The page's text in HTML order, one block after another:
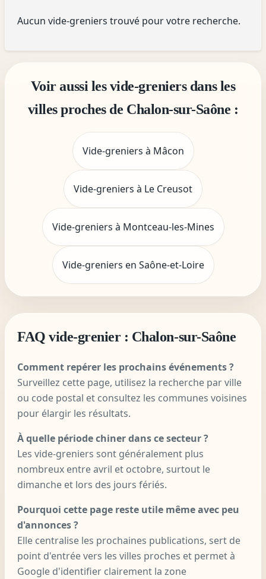
Aucun vide-greniers trouvé pour votre recherche.
Voir aussi les vide-greniers dans les
villes proches de Chalon-sur-Saône :
Vide-greniers à Mâcon
Vide-greniers à Le Creusot
Vide-greniers à Montceau-les-Mines
Vide-greniers en Saône-et-Loire
FAQ vide-grenier : Chalon-sur-Saône
Comment repérer les prochains événements ?
Surveillez cette page, utilisez la recherche par ville
ou code postal et consultez les communes voisines
pour élargir les résultats.
À quelle période chiner dans ce secteur ?
Les vide-greniers sont généralement plus
nombreux entre avril et octobre, surtout le
dimanche et lors des jours fériés.
Pourquoi cette page reste utile même avec peu
d'annonces ?
Elle centralise les prochaines publications, sert de
point d'entrée vers les villes proches et permet à
Google d'identifier clairement la zone